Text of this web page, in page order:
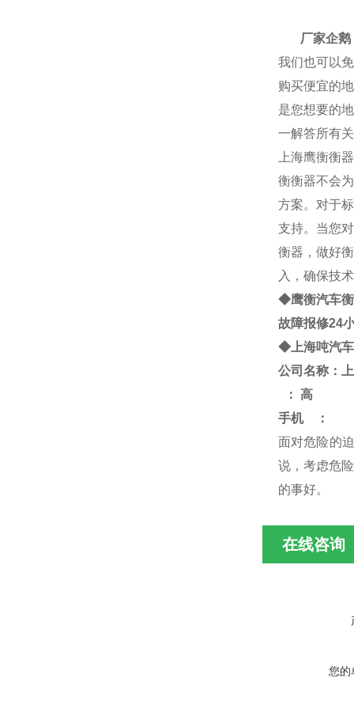
厂家企鹅
我们也可以
购买便宜的
是您想要的
一解答所有
上海鹰衡衡
衡衡器不会
方案。对于
支持。当您
衡器，做好
入，确保技
◆鹰衡汽车衡
故障报修24
◆上海吨汽
公司名称：
： 高
手机
：
面对危险的
说，考虑危
的事好。
在线咨询
您的